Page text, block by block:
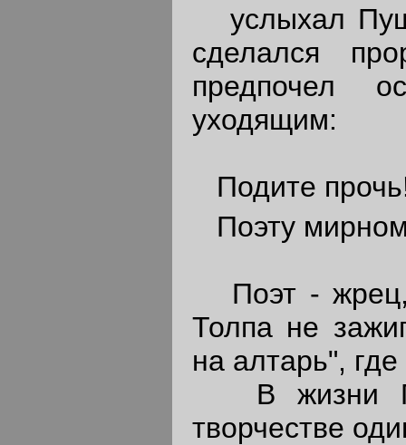
услыхал
сделался
предпочел
уходящим:
Подите
Поэту
Поэт - жрец,
Толпа не
на алтарь",
В жизни
творчестве